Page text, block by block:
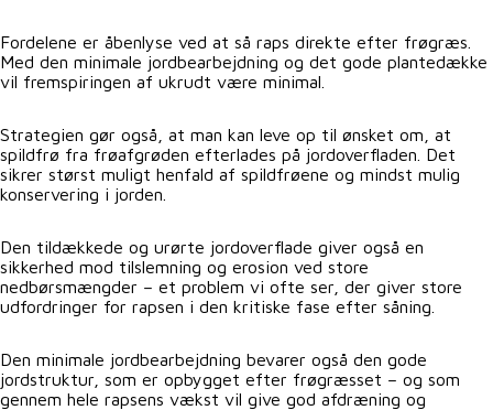
Fordelene er åbenlyse ved at så raps direkte efter frøgræs.
Med den minimale jordbearbejdning og det gode plantedække
vil fremspiringen af ukrudt være minimal.
Strategien gør også, at man kan leve op til ønsket om, at
spildfrø fra frøafgrøden efterlades på jordoverfladen. Det
sikrer størst muligt henfald af spildfrøene og mindst mulig
konservering i jorden.
Den tildækkede og urørte jordoverflade giver også en
sikkerhed mod tilslemning og erosion ved store
nedbørsmængder – et problem vi ofte ser, der giver store
udfordringer for rapsen i den kritiske fase efter såning.
Den minimale jordbearbejdning bevarer også den gode
jordstruktur, som er opbygget efter frøgræsset – og som
gennem hele rapsens vækst vil give god afdræning og